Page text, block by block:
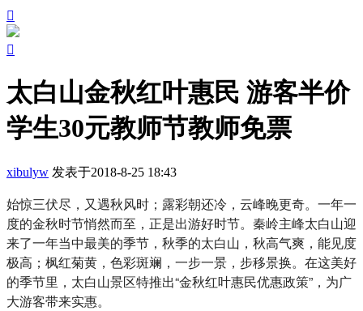


太白山金秋红叶惠民 游客半价
学生30元教师节教师免票
xibulyw 发表于2018-8-25 18:43
始惊三伏尽，又遇秋风时；露彩朝还冷，云峰晚更奇。一年一
度的金秋时节悄然而至，正是出游好时节。秦岭主峰太白山迎
来了一年当中最美的季节，秋季的太白山，秋高气爽，能见度
极高；枫红菊黄，色彩斑斓，一步一景，步移景换。在这美好
的季节里，太白山景区特推出“金秋红叶惠民优惠政策”，为广
大游客带来实惠。